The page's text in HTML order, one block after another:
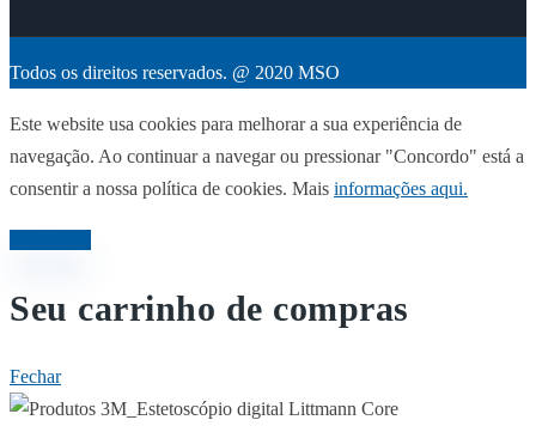
Todos os direitos reservados. @ 2020 MSO
Este website usa cookies para melhorar a sua experiência de
navegação. Ao continuar a navegar ou pressionar "Concordo" está a
consentir a nossa política de cookies. Mais informações aqui.
Seu carrinho de compras
Fechar